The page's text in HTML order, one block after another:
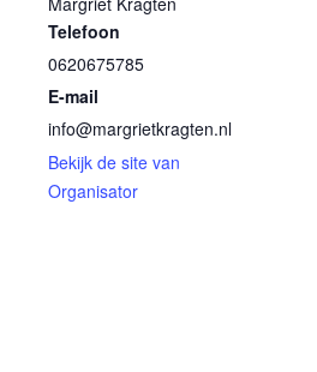
Telefoon
0620675785
E-mail
info@margrietkragten.nl
Bekijk de site van
Organisator